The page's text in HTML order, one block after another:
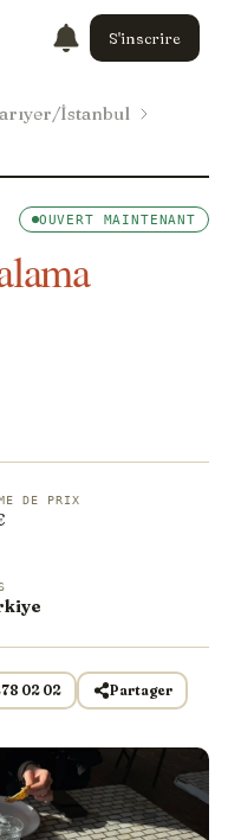
S'inscrire
İstanbul
OUVERT MAINTENANT
DE PRIX
02 02 Partager